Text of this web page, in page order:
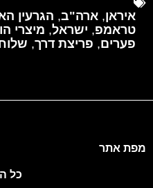
איראן, ארה"ב, הגרעין
טראמפ, ישראל, מיצרי
פערים, פריצת דרך,
מפת אתר
כל